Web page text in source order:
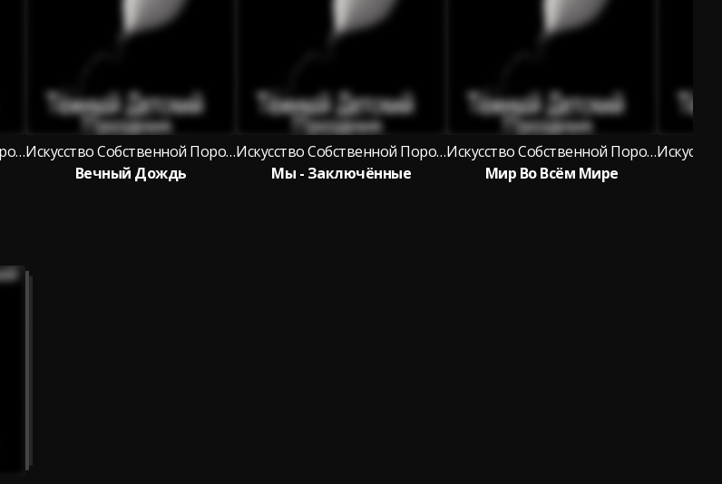
Искусство Собственной Порочности
Искусство Собственной Порочности
Вечный Дождь
Искусство Собственной Порочности
Мы - Заключённые
Искусство Собственной Порочности
Мир Во Всём Мире